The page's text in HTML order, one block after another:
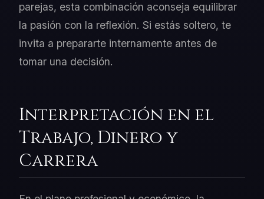
parejas, esta combinación aconseja equilibrar
la pasión con la reflexión. Si estás soltero, te
invita a prepararte internamente antes de
tomar una decisión.
Interpretación en el
Trabajo, Dinero y
Carrera